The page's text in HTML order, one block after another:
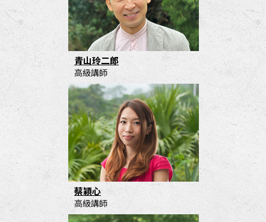
青山玲二郎
高級講師
蔡穎心
高級講師